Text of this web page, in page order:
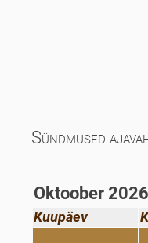
Sündmused
Oktoober 2026
Kuupäev